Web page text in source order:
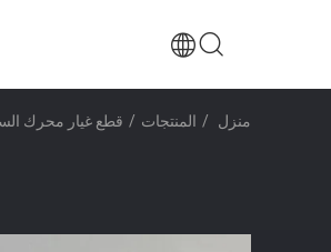
منزل / المنتجات / قطع غيار محرك